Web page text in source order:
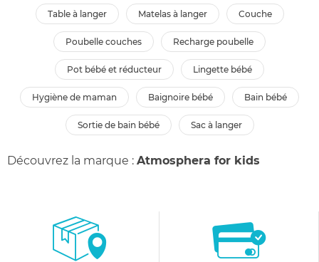
table à langer matelas à langer couche
poubelle couches recharge poubelle
pot bébé et réducteur lingette bébé
hygiène de maman baignoire bébé bain bébé
sortie de bain bébé sac à langer
Découvrez la marque : Atmosphera for kids